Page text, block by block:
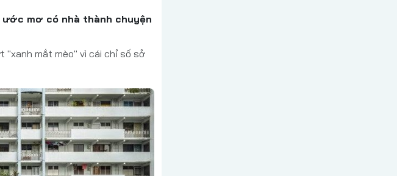
ước mơ có nhà thành chuyện
"xanh mắt mèo" vì cái chỉ số sở